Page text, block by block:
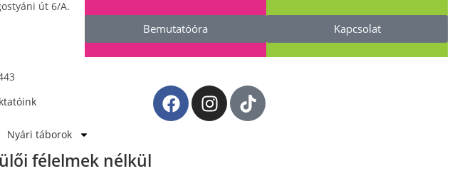
út 6/A.
Bemutatóóra Kapcsolat
Nyári táborok
félelmek nélkül